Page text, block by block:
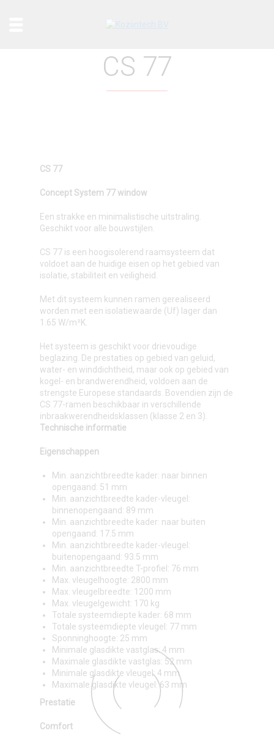
CS 77
CS 77
Concept System 77 window
Een strakke en minimalistische uitstraling.
Geschikt voor alle bouwstijlen.
CS 77 is een hoogisolerend raamsysteem dat
voldoet aan de huidige eisen op het gebied van
isolatie, stabiliteit en veiligheid.
Met dit systeem kunnen ramen gerealiseerd
worden met een isolatiewaarde (Uf) lager dan
1.65 W/m²K.
Het systeem is geschikt voor drievoudige
beglazing. De prestaties op gebied van geluid,
water- en winddichtheid, maar ook op gebied van
kogel- en brandwerendheid, voldoen aan de
strengste Europese standaards. Bovendien zijn de
CS 77-ramen beschikbaar in verschillende
inbraakwerendheidsklassen (klasse 2 en 3).
Technische informatie
Eigenschappen
Min. aanzichtbreedte kader: naar binnen
opengaand: 51 mm
Min. aanzichtbreedte kader-vleugel:
binnenopengaand: 89 mm
Min. aanzichtbreedte kader: naar buiten
opengaand: 17.5 mm
Min. aanzichtbreedte kader-vleugel:
buitenopengaand: 93.5 mm
Min. aanzichtbreedte T-profiel: 76 mm
Max. vleugelhoogte: 2800 mm
Max. vleugelbreedte: 1200 mm
Max. vleugelgewicht: 170 kg
Totale systeemdiepte kader: 68 mm
Totale systeemdiepte vleugel: 77 mm
Sponninghoogte: 25 mm
Minimale glasdikte vastglas: 4 mm
Maximale glasdikte vastglas: 52 mm
Minimale glasdikte vleugel: 4 mm
Maximale glasdikte vleugel: 63 mm
Prestatie
Comfort